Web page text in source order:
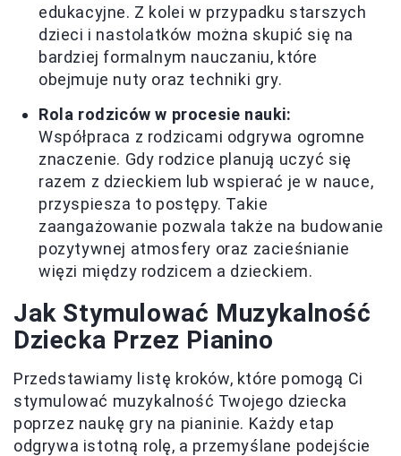
edukacyjne. Z kolei w przypadku starszych
dzieci i nastolatków można skupić się na
bardziej formalnym nauczaniu, które
obejmuje nuty oraz techniki gry.
Rola rodziców w procesie nauki:
Współpraca z rodzicami odgrywa ogromne
znaczenie. Gdy rodzice planują uczyć się
razem z dzieckiem lub wspierać je w nauce,
przyspiesza to postępy. Takie
zaangażowanie pozwala także na budowanie
pozytywnej atmosfery oraz zacieśnianie
więzi między rodzicem a dzieckiem.
Jak Stymulować Muzykalność
Dziecka Przez Pianino
Przedstawiamy listę kroków, które pomogą Ci
stymulować muzykalność Twojego dziecka
poprzez naukę gry na pianinie. Każdy etap
odgrywa istotną rolę, a przemyślane podejście